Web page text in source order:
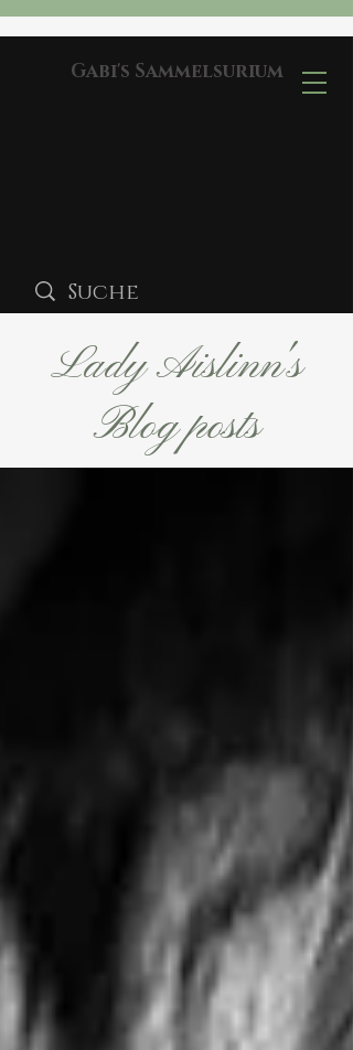
Gabi's Sammelsurium
Lady Aislinn's
Blog posts